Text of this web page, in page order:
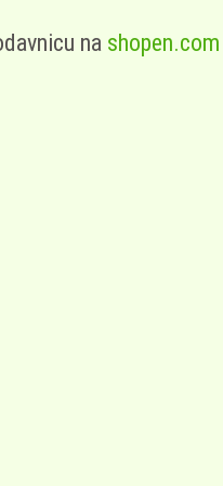
na shopen.com